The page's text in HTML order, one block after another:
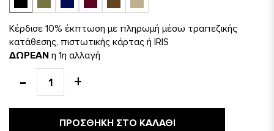
Κέρδισε 10% έκπτωση με πληρωμή μέσω τραπεζικής
κατάθεσης, πιστωτικής κάρτας ή IRIS
ΔΩΡΕΑΝ η 1η αλλαγή
ΠΡΟΣΘΉΚΗ ΣΤΟ ΚΑΛΆΘΙ